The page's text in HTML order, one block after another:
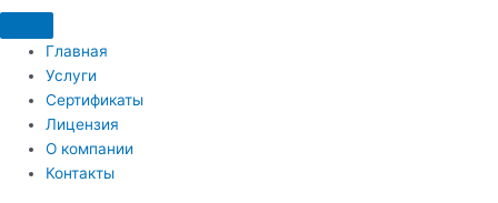
Главная
Услуги
Сертификаты
Лицензия
О компании
Контакты